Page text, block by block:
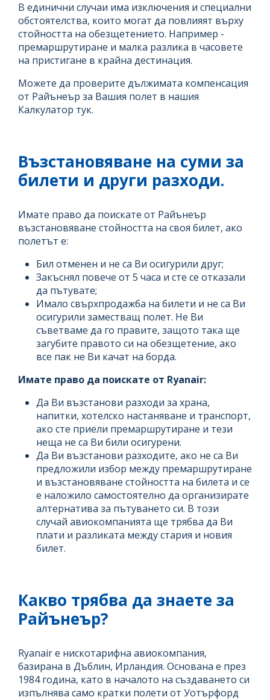
В единични случаи има изключения и специални
обстоятелства, които могат да повлияят върху
стойността на обезщетението. Например -
премаршрутиране и малка разлика в часовете
на пристигане в крайна дестинация.
Можете да проверите дължимата компенсация
от Райънеър за Вашия полет в нашия
Калкулатор тук.
Възстановяване на суми за
билети и други разходи.
Имате право да поискате от Райънеър
възстановяване стойността на своя билет, ако
полетът е:
Бил отменен и не са Ви осигурили друг;
Закъснял повече от 5 часа и сте се отказали
да пътувате;
Имало свърхпродажба на билети и не са Ви
осигурили заместващ полет. Не Ви
съветваме да го правите, защото така ще
загубите правото си на обезщетение, ако
все пак не Ви качат на борда.
Имате право да поискате от Ryanair:
Да Ви възстанови разходи за храна,
напитки, хотелско настаняване и транспорт,
ако сте приели премаршрутиране и тези
неща не са Ви били осигурени.
Да Ви възстанови разходите, ако не са Ви
предложили избор между премаршрутиране
и възстановяване стойността на билета и се
е наложило самостоятелно да организирате
алтернатива за пътуването си. В този
случай авиокомпанията ще трябва да Ви
плати и разликата между стария и новия
билет.
Какво трябва да знаете за
Райънеър?
Ryanair е нискотарифна авиокомпания,
базирана в Дъблин, Ирландия. Основана е през
1984 година, като в началото на създаването си
изпълнява само кратки полети от Уотърфорд